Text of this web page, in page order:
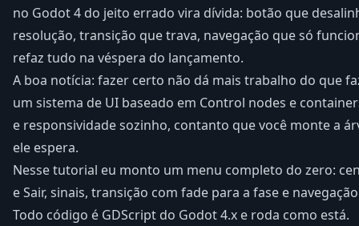
no Godot 4 do jeito errado vira dívida: botão que
resolução, transição que trava, navegação que só
refaz tudo na véspera do lançamento.
A boa notícia: fazer certo não dá mais trabalho do que
um sistema de UI baseado em Control nodes e
e responsividade sozinho, contanto que você monte a
ele espera.
Nesse tutorial eu monto um menu completo do zero:
e Sair, sinais, transição com fade para a fase e
Todo código é GDScript do Godot 4.x e roda como está.